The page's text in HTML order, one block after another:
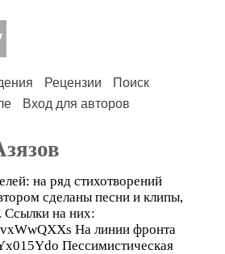
Рецензии
Поиск
Вход для авторов
на ряд стихотворений
сделаны песни и клипы,
на них:
На линии фронта
Пессимистическая